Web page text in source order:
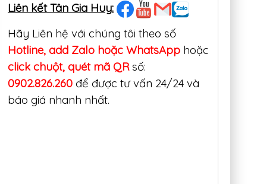
tế Dầu silicon (Dầu
máy Dầu...
Dầu nhớt thực
phẩm đặc biệt từ
Hà LanHiện nay,
nhu...
Liên kết Tân Gia Huy:
Hãy Liên hệ với chúng tôi theo số
Hotline, add Zalo hoặc WhatsApp hoặc
click chuột, quét mã QRsố:
0902.826.260 để được tư vấn 24/24 và
báo giá nhanh nhất.